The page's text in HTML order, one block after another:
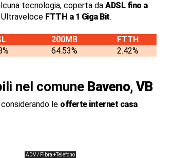
tecnologia, coperta da ADSL fino a
FTTH a 1 Giga Bit.
200MB
FTTH
64.53% 2.42%
nel comune Baveno, VB
le offerte internet casa
ADV / Fibra +Telefono